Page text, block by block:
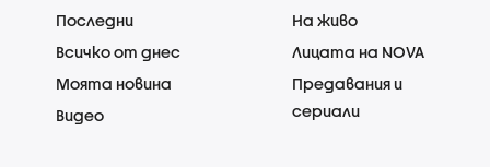
Последни
Всичко от днес
Моята новина
Видео
На живо
Лицата на NOVA
Предавания и
сериали